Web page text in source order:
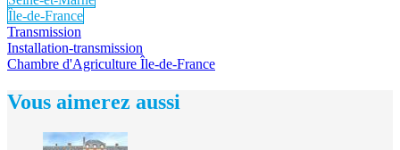
Île-de-France
Transmission
Installation-transmission
Chambre d'Agriculture Île-de-France
Vous aimerez aussi